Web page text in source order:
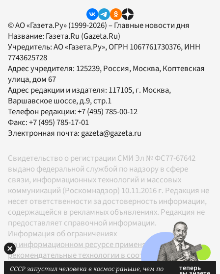
© АО «Газета.Ру» (1999-2026) – Главные новости дня
Название: Газета.Ru (Gazeta.Ru)
Учредитель:АО «Газета.Ру», ОГРН 1067761730376, ИНН
7743625728
Адрес учредителя: 125239, Россия, Москва, Коптевская
улица, дом 67
Адрес редакции и издателя: 117105, г. Москва,
Варшавское шоссе, д.9, стр.1
Телефон редакции:+7 (495) 785-00-12
Факс:+7 (495) 785-17-01
Электронная почта:gazeta@gazeta.ru
Свидетельство о регистрации СМИ Эл № ФС77-67642
выдано федеральной службой по надзору в сфере
связи, информационных технологий и массовых
коммуникаций (Роскомнадзор) 10.11.2016 г. Редакция не
несет ответственности за достоверность информации,
содержащейся в рекламных объявлениях. Редакция не
предоставляет справочной информации.
Информация об ограничениях
На информационном ресурсе применяются
рекомендательные технологии в соответствии с
Правилами
СССР запустил человека в космос раньше, чем по